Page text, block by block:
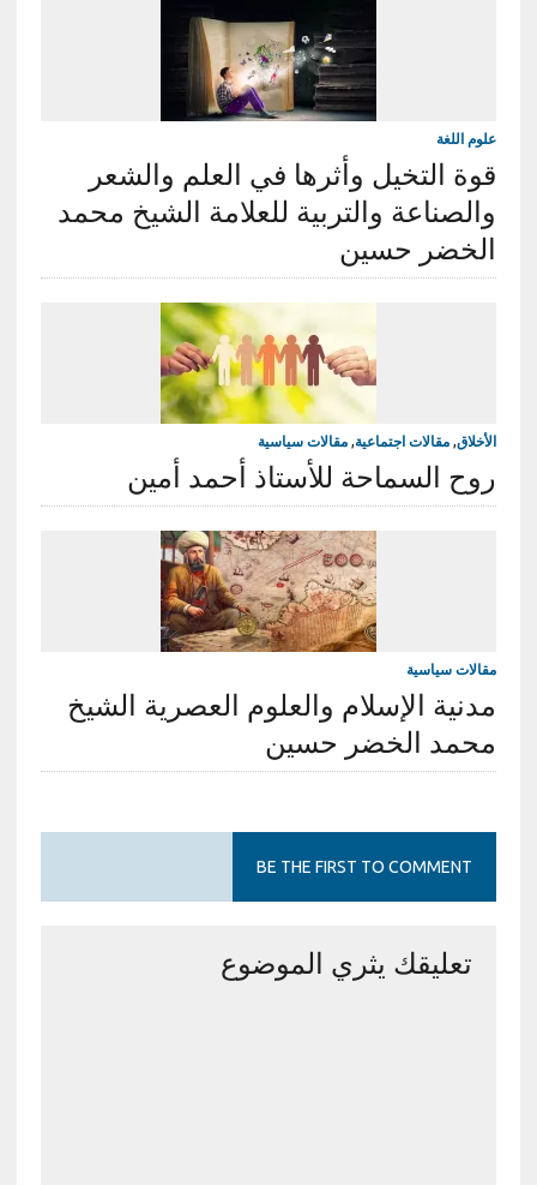
علوم اللغة
قوة التخيل وأثرها في العلم والشعر
والصناعة والتربية للعلامة الشيخ محمد
الخضر حسين
الأخلاق, مقالات اجتماعية, مقالات سياسية
روح السماحة للأستاذ أحمد أمين
مقالات سياسية
مدنية الإسلام والعلوم العصرية الشيخ
محمد الخضر حسين
BE THE FIRST TO COMMENT
تعليقك يثري الموضوع